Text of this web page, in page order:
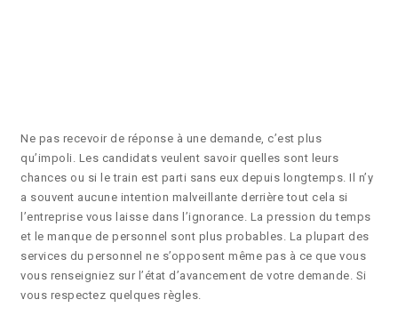
Ne pas recevoir de réponse à une demande, c’est plus
qu’impoli. Les candidats veulent savoir quelles sont leurs
chances ou si le train est parti sans eux depuis longtemps. Il n’y
a souvent aucune intention malveillante derrière tout cela si
l’entreprise vous laisse dans l’ignorance. La pression du temps
et le manque de personnel sont plus probables. La plupart des
services du personnel ne s’opposent même pas à ce que vous
vous renseigniez sur l’état d’avancement de votre demande. Si
vous respectez quelques règles.